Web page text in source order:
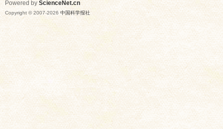
Powered by ScienceNet.cn
Copyright © 2007-2026 中国科学报社